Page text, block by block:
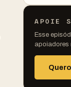
APOIE
Esse
apoiadores